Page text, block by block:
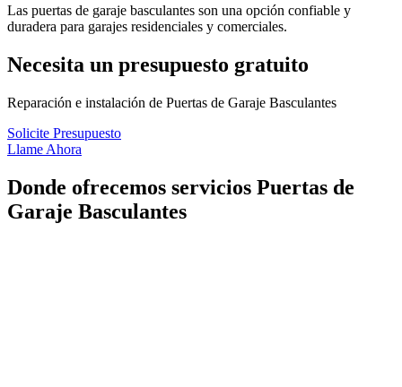
Las puertas de garaje basculantes son una opción confiable y
duradera para garajes residenciales y comerciales.
Necesita un presupuesto gratuito
Reparación e instalación de Puertas de Garaje Basculantes
Solicite Presupuesto
Llame Ahora
Donde ofrecemos servicios Puertas de
Garaje Basculantes